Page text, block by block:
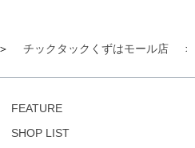
チックタックくずはモール店
FEATURE
SHOP LIST